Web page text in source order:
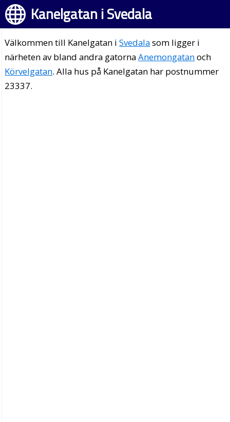
Kanelgatan i Svedala
Välkommen till Kanelgatan iSvedalasom ligger i
närheten av bland andra gatornaAnemongatanoch
Körvelgatan. Alla hus på Kanelgatan har postnummer
23337.